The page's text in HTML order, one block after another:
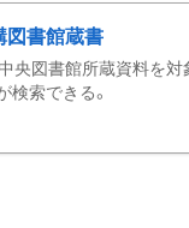
図書館蔵書
央図書館所蔵資料を
検索できる。